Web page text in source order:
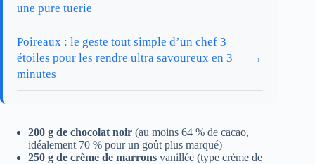
une pure tuerie
Poireaux : le geste tout simple d’un chef 3
étoiles pour les rendre ultra savoureux en 3
minutes
→
200 g de chocolat noir (au moins 64 % de cacao,
idéalement 70 % pour un goût plus marqué)
250 g de crème de marrons vanillée (type crème de